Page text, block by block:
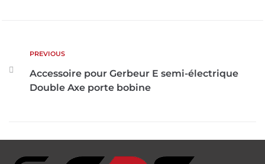
PREVIOUS
Accessoire pour Gerbeur E semi-électrique
Double Axe porte bobine